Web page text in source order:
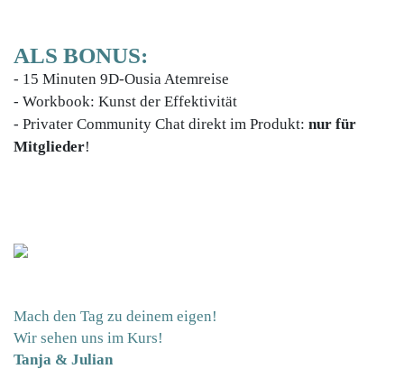
ALS BONUS:
- 15 Minuten 9D-Ousia Atemreise
- Workbook: Kunst der Effektivität
- Privater Community Chat direkt im Produkt: nur für
Mitglieder!
Mach den Tag zu deinem eigen!
Wir sehen uns im Kurs!
Tanja & Julian